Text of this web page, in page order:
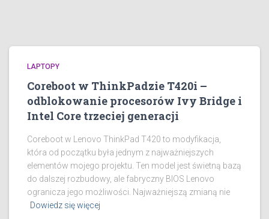
LAPTOPY
Coreboot w ThinkPadzie T420i –
odblokowanie procesorów Ivy Bridge i
Intel Core trzeciej generacji
Coreboot w Lenovo ThinkPad T420 to modyfikacja,
która od początku była jednym z najważniejszych
elementów mojego projektu. Ten model jest świetną bazą
do dalszej rozbudowy, ale fabryczny BIOS Lenovo
ogranicza jego możliwości. Najważniejszą zmianą nie
Dowiedz się więcej